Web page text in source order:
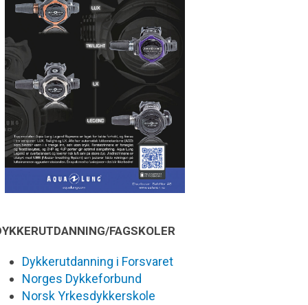
FAGSKOLER
Dykkerutdanning i Forsvaret
Norges Dykkeforbund
Norsk Yrkesdykkerskole